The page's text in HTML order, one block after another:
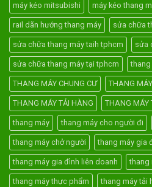
máy kéo mitsubishi máy kéo thang
rail dãn hướng thang máy sửa chữa
sửa chữa thang máy taih tphcm sửa
sửa chữa thang máy tại tphcm thang
THANG MÁY CHUNG CƯ THANG
THANG MÁY TẢI HÀNG THANG MÁY
thang máy thang máy cho người đi
thang máy chở người thang máy gia
thang máy gia đình liên doanh thang
thang máy thực phẩm thang máy tải